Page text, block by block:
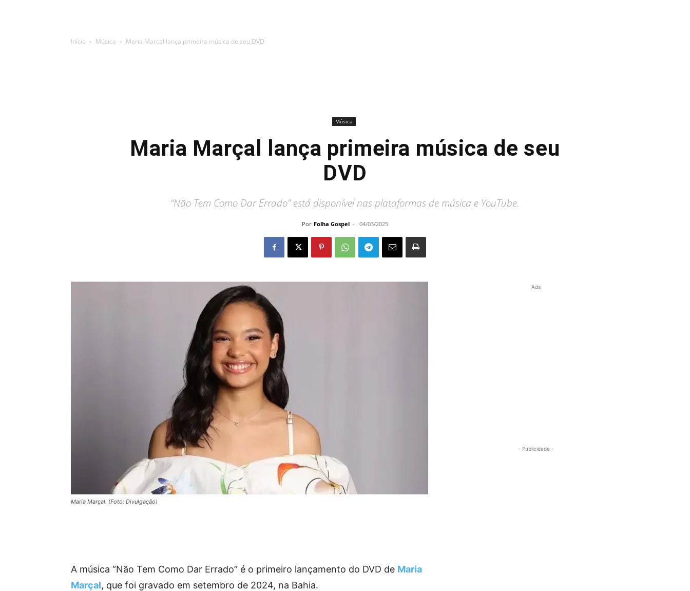
Início Música Maria Marçal lança primeira música de seu DVD
Música
Maria Marçal lança primeira música de seu
DVD
“Não Tem Como Dar Errado” está disponível nas plataformas de música e YouTube.
Por Folha Gospel - 04/03/2025
Maria Marçal. (Foto: Divulgação)
A música “Não Tem Como Dar Errado” é o primeiro lançamento do DVD de Maria
Marçal, que foi gravado em setembro de 2024, na Bahia.
Ads
- Publicidade -